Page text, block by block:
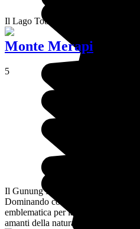
Il Lago Toba è il più grande lago
Monte Merapi
5
Il Gunung Merapi è uno dei
Dominando con fierezza la valle di
emblematica per la regione. Una
amanti della natura.